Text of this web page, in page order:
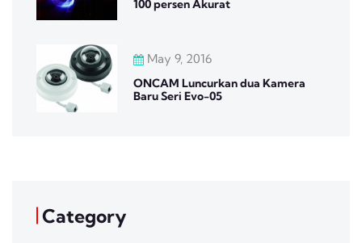
100 persen Akurat
May 9, 2016
ONCAM Luncurkan dua Kamera
Baru Seri Evo-05
Category